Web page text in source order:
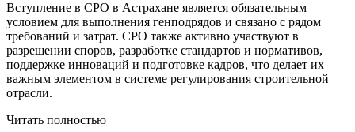
Вступление в СРО в Астрахане является обязательным
условием для выполнения генподрядов и связано с рядом
требований и затрат. СРО также активно участвуют в
разрешении споров, разработке стандартов и нормативов,
поддержке инноваций и подготовке кадров, что делает их
важным элементом в системе регулирования строительной
отрасли.
Читать полностью